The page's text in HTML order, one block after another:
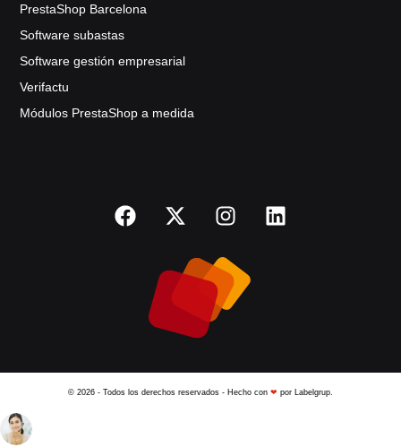
PrestaShop Barcelona
Software subastas
Software gestión empresarial
Verifactu
Módulos PrestaShop a medida
© 2026 - Todos los derechos reservados - Hecho con ❤ por Labelgrup.